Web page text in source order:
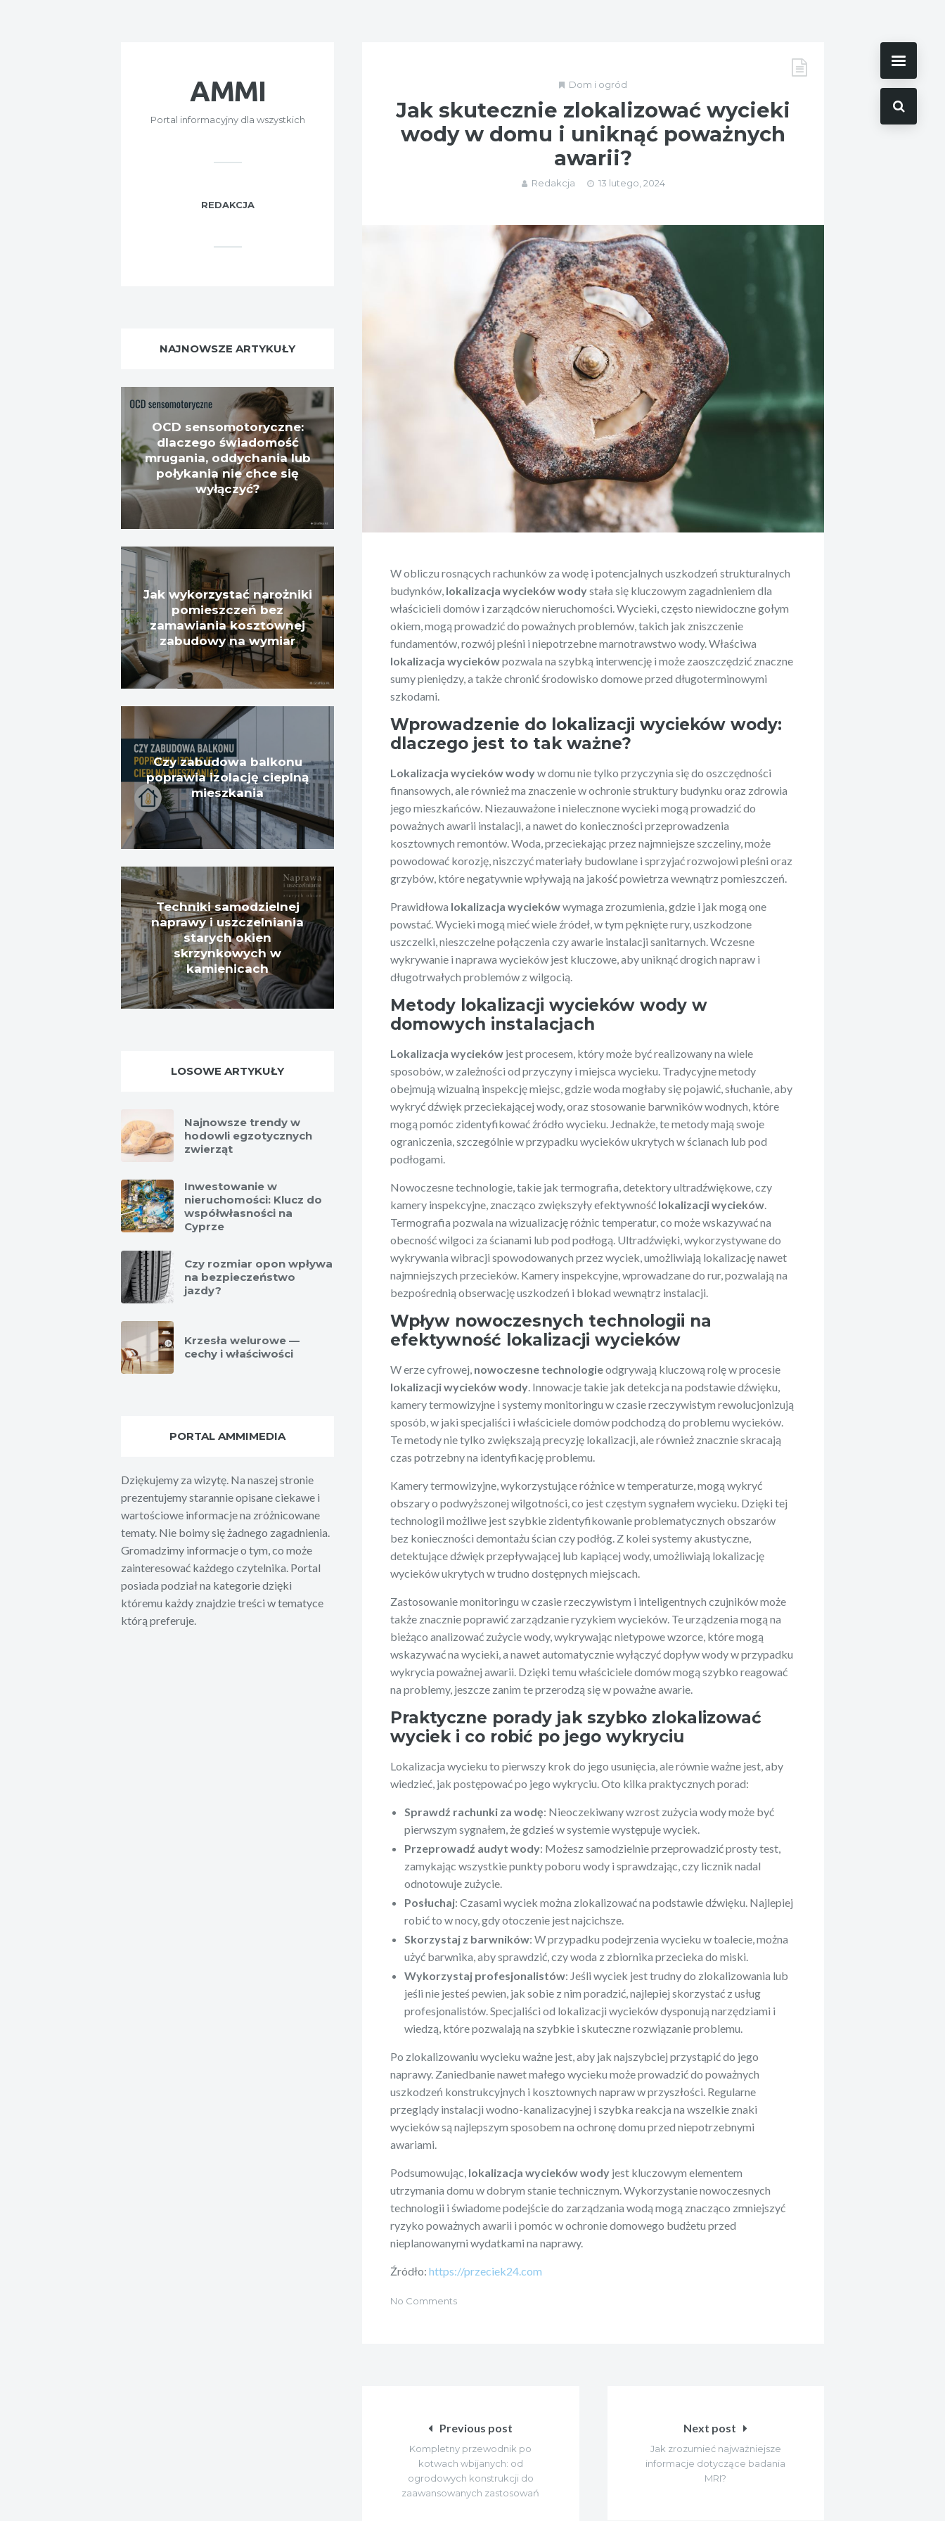
Dom i ogród
Jak skutecznie zlokalizować wycieki
wody w domu i uniknąć poważnych
awarii?
Redakcja 13 lutego, 2024
W obliczu rosnących rachunków za wodę i potencjalnych uszkodzeń strukturalnych
budynków, lokalizacja wycieków wodystała się kluczowym zagadnieniem dla
właścicieli domów i zarządców nieruchomości. Wycieki, często niewidoczne gołym
okiem, mogą prowadzić do poważnych problemów, takich jak zniszczenie
fundamentów, rozwój pleśni i niepotrzebne marnotrawstwo wody. Właściwa
lokalizacja wyciekówpozwala na szybką interwencję i może zaoszczędzić znaczne
sumy pieniędzy, a także chronić środowisko domowe przed długoterminowymi
szkodami.
Wprowadzenie do lokalizacji wycieków wody:
dlaczego jest to tak ważne?
Lokalizacja wycieków wodyw domu nie tylko przyczynia się do oszczędności
finansowych, ale również ma znaczenie w ochronie struktury budynku oraz zdrowia
jego mieszkańców. Niezauważone i nielecznone wycieki mogą prowadzić do
poważnych awarii instalacji, a nawet do konieczności przeprowadzenia
kosztownych remontów. Woda, przeciekając przez najmniejsze szczeliny, może
powodować korozję, niszczyć materiały budowlane i sprzyjać rozwojowi pleśni oraz
grzybów, które negatywnie wpływają na jakość powietrza wewnątrz pomieszczeń.
Prawidłowa lokalizacja wyciekówwymaga zrozumienia, gdzie i jak mogą one
powstać. Wycieki mogą mieć wiele źródeł, w tym pęknięte rury, uszkodzone
uszczelki, nieszczelne połączenia czy awarie instalacji sanitarnych. Wczesne
wykrywanie i naprawa wycieków jest kluczowe, aby uniknąć drogich napraw i
długotrwałych problemów z wilgocią.
Metody lokalizacji wycieków wody w
domowych instalacjach
Lokalizacja wycieków jest procesem, który może być realizowany na wiele
sposobów, w zależności od przyczyny i miejsca wycieku. Tradycyjne metody
obejmują wizualną inspekcję miejsc, gdzie woda mogłaby się pojawić, słuchanie, aby
wykryć dźwięk przeciekającej wody, oraz stosowanie barwników wodnych, które
mogą pomóc zidentyfikować źródło wycieku. Jednakże, te metody mają swoje
ograniczenia, szczególnie w przypadku wycieków ukrytych w ścianach lub pod
podłogami.
Nowoczesne technologie, takie jak termografia, detektory ultradźwiękowe, czy
kamery inspekcyjne, znacząco zwiększyły efektywność lokalizacji wycieków.
Termografia pozwala na wizualizację różnic temperatur, co może wskazywać na
obecność wilgoci za ścianami lub pod podłogą. Ultradźwięki, wykorzystywane do
wykrywania wibracji spowodowanych przez wyciek, umożliwiają lokalizację nawet
najmniejszych przecieków. Kamery inspekcyjne, wprowadzane do rur, pozwalają na
bezpośrednią obserwację uszkodzeń i blokad wewnątrz instalacji.
Wpływ nowoczesnych technologii na
efektywność lokalizacji wycieków
W erze cyfrowej, nowoczesne technologieodgrywają kluczową rolę w procesie
lokalizacji wycieków wody. Innowacje takie jak detekcja na podstawie dźwięku,
kamery termowizyjne i systemy monitoringu w czasie rzeczywistym rewolucjonizują
sposób, w jaki specjaliści i właściciele domów podchodzą do problemu wycieków.
Te metody nie tylko zwiększają precyzję lokalizacji, ale również znacznie skracają
czas potrzebny na identyfikację problemu.
Kamery termowizyjne, wykorzystujące różnice w temperaturze, mogą wykryć
obszary o podwyższonej wilgotności, co jest częstym sygnałem wycieku. Dzięki tej
technologii możliwe jest szybkie zidentyfikowanie problematycznych obszarów
bez konieczności demontażu ścian czy podłóg. Z kolei systemy akustyczne,
detektujące dźwięk przepływającej lub kapiącej wody, umożliwiają lokalizację
wycieków ukrytych w trudno dostępnych miejscach.
Zastosowanie monitoringu w czasie rzeczywistym i inteligentnych czujników może
także znacznie poprawić zarządzanie ryzykiem wycieków. Te urządzenia mogą na
bieżąco analizować zużycie wody, wykrywając nietypowe wzorce, które mogą
wskazywać na wycieki, a nawet automatycznie wyłączyć dopływ wody w przypadku
wykrycia poważnej awarii. Dzięki temu właściciele domów mogą szybko reagować
na problemy, jeszcze zanim te przerodzą się w poważne awarie.
Praktyczne porady jak szybko zlokalizować
wyciek i co robić po jego wykryciu
Lokalizacja wycieku to pierwszy krok do jego usunięcia, ale równie ważne jest, aby
wiedzieć, jak postępować po jego wykryciu. Oto kilka praktycznych porad:
Sprawdź rachunki za wodę: Nieoczekiwany wzrost zużycia wody może być
pierwszym sygnałem, że gdzieś w systemie występuje wyciek.
Przeprowadź audyt wody: Możesz samodzielnie przeprowadzić prosty test,
zamykając wszystkie punkty poboru wody i sprawdzając, czy licznik nadal
odnotowuje zużycie.
Posłuchaj: Czasami wyciek można zlokalizować na podstawie dźwięku. Najlepiej
robić to w nocy, gdy otoczenie jest najcichsze.
Skorzystaj z barwników: W przypadku podejrzenia wycieku w toalecie, można
użyć barwnika, aby sprawdzić, czy woda z zbiornika przecieka do miski.
Wykorzystaj profesjonalistów: Jeśli wyciek jest trudny do zlokalizowania lub
jeśli nie jesteś pewien, jak sobie z nim poradzić, najlepiej skorzystać z usług
profesjonalistów. Specjaliści od lokalizacji wycieków dysponują narzędziami i
wiedzą, które pozwalają na szybkie i skuteczne rozwiązanie problemu.
Po zlokalizowaniu wycieku ważne jest, aby jak najszybciej przystąpić do jego
naprawy. Zaniedbanie nawet małego wycieku może prowadzić do poważnych
uszkodzeń konstrukcyjnych i kosztownych napraw w przyszłości. Regularne
przeglądy instalacji wodno-kanalizacyjnej i szybka reakcja na wszelkie znaki
wycieków są najlepszym sposobem na ochronę domu przed niepotrzebnymi
awariami.
Podsumowując, lokalizacja wycieków wody jest kluczowym elementem
utrzymania domu w dobrym stanie technicznym. Wykorzystanie nowoczesnych
technologii i świadome podejście do zarządzania wodą mogą znacząco zmniejszyć
ryzyko poważnych awarii i pomóc w ochronie domowego budżetu przed
nieplanowanymi wydatkami na naprawy.
Źródło:https://przeciek24.com
No Comments
Previous post
Kompletny przewodnik po
kotwach wbijanych: od
ogrodowych konstrukcji do
zaawansowanych zastosowań
Next post
Jak zrozumieć najważniejsze
informacje dotyczące badania
MRI?
AMMI
Portal informacyjny dla wszystkich
REDAKCJA
NAJNOWSZE ARTYKUŁY
OCD sensomotoryczne:
dlaczego świadomość
mrugania, oddychania lub
połykania nie chce się
wyłączyć?
Jak wykorzystać narożniki
pomieszczeń bez
zamawiania kosztownej
zabudowy na wymiar
Czy zabudowa balkonu
poprawia izolację cieplną
mieszkania
Techniki samodzielnej
naprawy i uszczelniania
starych okien
skrzynkowych w
kamienicach
LOSOWE ARTYKUŁY
Najnowsze trendy w
hodowli egzotycznych
zwierząt
Inwestowanie w
nieruchomości: Klucz do
współwłasności na
Cyprze
Czy rozmiar opon wpływa
na bezpieczeństwo
jazdy?
Krzesła welurowe —
cechy i właściwości
PORTAL AMMIMEDIA
Dziękujemy za wizytę. Na naszej stronie
prezentujemy starannie opisane ciekawe i
wartościowe informacje na zróżnicowane
tematy. Nie boimy się żadnego zagadnienia.
Gromadzimy informacje o tym, co może
zainteresować każdego czytelnika. Portal
posiada podział na kategorie dzięki
któremu każdy znajdzie treści w tematyce
którą preferuje.